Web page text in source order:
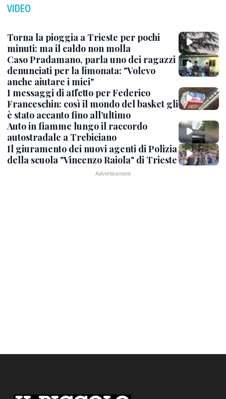
VIDEO
Torna la pioggia a Trieste per pochi
minuti: ma il caldo non molla
Caso Pradamano, parla uno dei ragazzi
denunciati per la limonata: "Volevo
anche aiutare i miei"
I messaggi di affetto per Federico
Franceschin: così il mondo del basket gli
è stato accanto fino all’ultimo
Auto in fiamme lungo il raccordo
autostradale a Trebiciano
Il giuramento dei nuovi agenti di Polizia
della scuola "Vincenzo Raiola" di Trieste